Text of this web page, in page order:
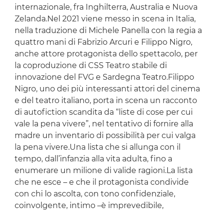
internazionale, fra Inghilterra, Australia e Nuova
Zelanda.Nel 2021 viene messo in scena in Italia,
nella traduzione di Michele Panella con la regia a
quattro mani di Fabrizio Arcuri e Filippo Nigro,
anche attore protagonista dello spettacolo, per
la coproduzione di CSS Teatro stabile di
innovazione del FVG e Sardegna Teatro.Filippo
Nigro, uno dei più interessanti attori del cinema
e del teatro italiano, porta in scena un racconto
di autofiction scandita da “liste di cose per cui
vale la pena vivere”, nel tentativo di fornire alla
madre un inventario di possibilità per cui valga
la pena vivere.Una lista che si allunga con il
tempo, dall’infanzia alla vita adulta, fino a
enumerare un milione di valide ragioni.La lista
che ne esce – e che il protagonista condivide
con chi lo ascolta, con tono confidenziale,
coinvolgente, intimo –è imprevedibile,